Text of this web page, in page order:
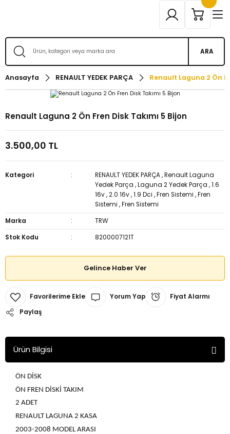
ARA
Anasayfa RENAULT YEDEK PARÇA Renault Laguna 2 Ön
Renault Laguna 2 Ön Fren Disk Takımı 5 Bijon
3.500,00 TL
Kategori RENAULT YEDEK PARÇA ,Renault Laguna
Yedek Parça ,Laguna 2 Yedek Parça ,1.6
16v ,2.0 16v ,1.9 Dci ,Fren Sistemi ,Fren
Sistemi ,Fren Sistemi
Marka
TRW
Stok Kodu
8200007121T
Gelince Haber Ver
Yorum Yap
Fiyat Alarmı
Paylaş
Ürün Bilgisi
ÖN DİSK
ÖN FREN DİSKİ TAKIM
2 ADET
RENAULT LAGUNA 2 KASA
2003-2008 MODEL ARASI